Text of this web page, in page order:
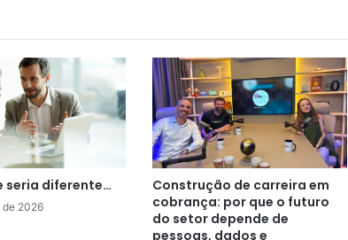
seria diferente…
de 2026
Construção de carreira em
cobrança: por que o futuro
do setor depende de
pessoas, dados e